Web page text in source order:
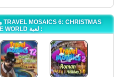
AROUND THE WORLD لعبة :